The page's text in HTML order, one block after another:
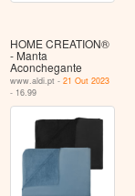
HOME CREATION®
- Manta
Aconchegante
www.aldi.pt -21 Out 2023
- 16.99